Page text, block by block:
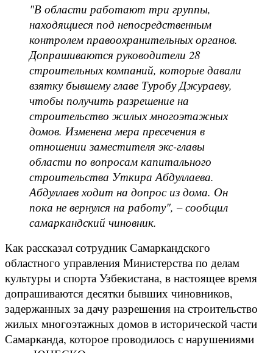
"В области работают три группы,
находящиеся под непосредственным
контролем правоохранительных органов.
Допрашиваются руководители 28
строительных компаний, которые давали
взятку бывшему главе Туробу Джураеву,
чтобы получить разрешение на
строительство жилых многоэтажных
домов. Изменена мера пресечения в
отношении заместителя экс-главы
области по вопросам капитального
строительства Уткира Абдуллаева.
Абдуллаев ходит на допрос из дома. Он
пока не вернулся на работу", – сообщил
самаркандский чиновник.
Как рассказал сотрудник Самаркандского
областного управления Министерства по делам
культуры и спорта Узбекистана, в настоящее время
допрашиваются десятки бывших чиновников,
задержанных за дачу разрешения на строительство
жилых многоэтажных домов в исторической части
Самарканда, которое проводилось с нарушениями